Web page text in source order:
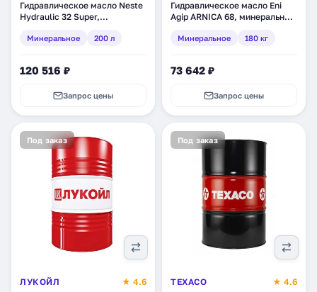
Гидравлическое масло Neste
Hydraulic 32 Super,
Минеральное 200 л
120 516 ₽
Запрос цены
Гидравлическое масло Eni
Agip ARNICA 68, минеральное,
Минеральное 180 кг
73 642 ₽
Запрос цены
Под заказ
ЛУКОЙЛ
★ 4.6
Под заказ
TEXACO
★ 4.6